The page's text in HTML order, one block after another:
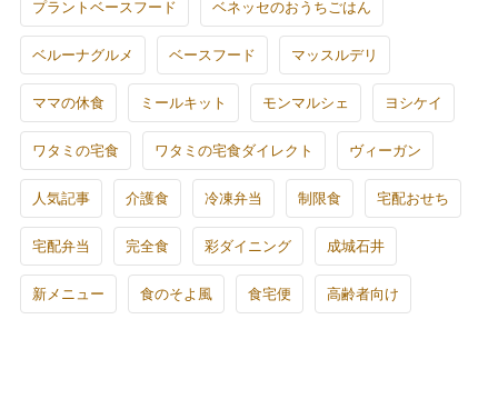
プラントベースフード ベネッセのおうちごはん
ベルーナグルメ ベースフード マッスルデリ
ママの休食 ミールキット モンマルシェ ヨシケイ
ワタミの宅食 ワタミの宅食ダイレクト ヴィーガン
人気記事 介護食 冷凍弁当 制限食 宅配おせち
宅配弁当 完全食 彩ダイニング 成城石井
新メニュー 食のそよ風 食宅便 高齢者向け